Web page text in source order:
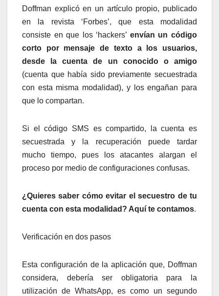
Doffman explicó en un artículo propio, publicado
en la revista ‘Forbes’, que esta modalidad
consiste en que los ‘hackers’ envían un código
corto por mensaje de texto a los usuarios,
desde la cuenta de un conocido o amigo
(cuenta que había sido previamente secuestrada
con esta misma modalidad), y los engañan para
que lo compartan.
Si el código SMS es compartido, la cuenta es
secuestrada y la recuperación puede tardar
mucho tiempo, pues los atacantes alargan el
proceso por medio de configuraciones confusas.
¿Quieres saber cómo evitar el secuestro de tu
cuenta con esta modalidad? Aquí te contamos.
Verificación en dos pasos
Esta configuración de la aplicación que, Doffman
considera, debería ser obligatoria para la
utilización de WhatsApp, es como un segundo